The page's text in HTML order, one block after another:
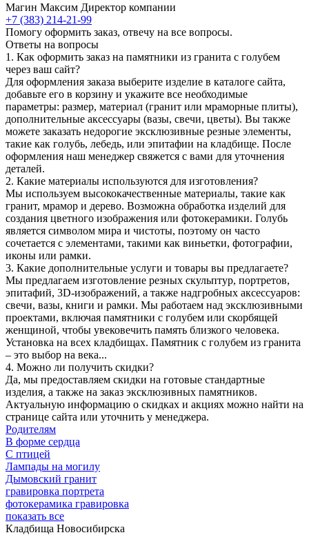
Магин Максим Директор компании
+7 (383) 214-21-99
Помогу оформить заказ, отвечу на все вопросы.
Ответы на вопросы
1. Как оформить заказ на памятники из гранита с голубем
через ваш сайт?
Для оформления заказа выберите изделие в каталоге сайта,
добавьте его в корзину и укажите все необходимые
параметры: размер, материал (гранит или мраморные плиты),
дополнительные аксессуары (вазы, свечи, цветы). Вы также
можете заказать недорогие эксклюзивные резные элементы,
такие как голубь, лебедь, или эпитафии на кладбище. После
оформления наш менеджер свяжется с вами для уточнения
деталей.
2. Какие материалы используются для изготовления?
Мы используем высококачественные материалы, такие как
гранит, мрамор и дерево. Возможна обработка изделий для
создания цветного изображения или фотокерамики. Голубь
является символом мира и чистоты, поэтому он часто
сочетается с элементами, такими как виньетки, фотографии,
иконы или рамки.
3. Какие дополнительные услуги и товары вы предлагаете?
Мы предлагаем изготовление резных скульптур, портретов,
эпитафий, 3D-изображений, а также надгробных аксессуаров:
свечи, вазы, книги и рамки. Мы работаем над эксклюзивными
проектами, включая памятники с голубем или скорбящей
женщиной, чтобы увековечить память близкого человека.
Установка на всех кладбищах. Памятник с голубем из гранита
– это выбор на века...
4. Можно ли получить скидки?
Да, мы предоставляем скидки на готовые стандартные
изделия, а также на заказ эксклюзивных памятников.
Актуальную информацию о скидках и акциях можно найти на
странице сайта или уточнить у менеджера.
Родителям
В форме сердца
С птицей
Лампады на могилу
Дымовский гранит
гравировка портрета
фотокерамика гравировка
показать все
Кладбища Новосибирска